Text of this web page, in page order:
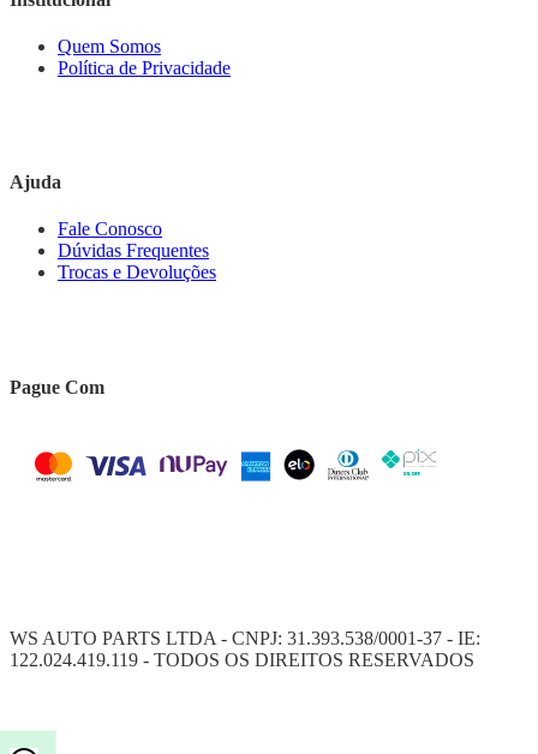
Quem Somos
Política de Privacidade
Ajuda
Fale Conosco
Dúvidas Frequentes
Trocas e Devoluções
Pague Com
WS AUTO PARTS LTDA - CNPJ: 31.393.538/0001-37 - IE:
122.024.419.119 - TODOS OS DIREITOS RESERVADOS